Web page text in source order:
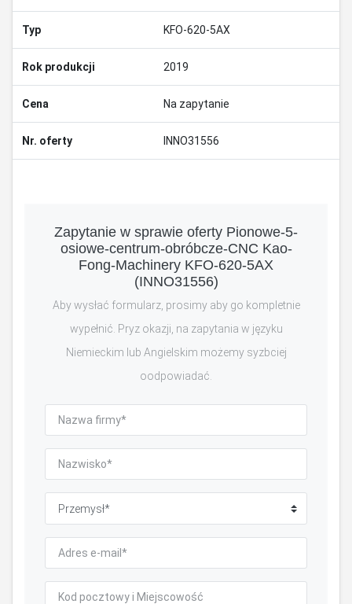
Typ KFO-620-5AX
Rok produkcji 2019
Cena Na zapytanie
Nr. oferty INNO31556
Zapytanie w sprawie oferty Pionowe-5-
osiowe-centrum-obróbcze-CNC Kao-
Fong-Machinery KFO-620-5AX
(INNO31556)
Aby wysłać formularz, prosimy aby go kompletnie
wypełnić. Pryz okazji, na zapytania w języku
Niemieckim lub Angielskim możemy syzbciej
oodpowiadać.